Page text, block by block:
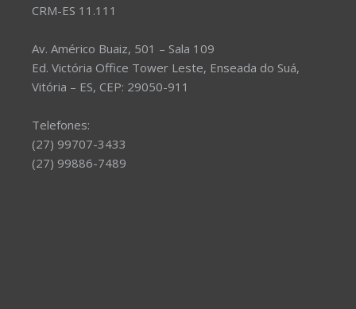
CRM-ES 11.111
Av. Américo Buaiz, 501 – Sala 109
Ed. Victória Office Tower Leste, Enseada do Suá,
Vitória – ES, CEP: 29050-911
Telefones:
(27) 99707-3433
(27) 99886-7489